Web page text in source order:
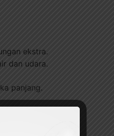
ekstra.
dan udara.
panjang.